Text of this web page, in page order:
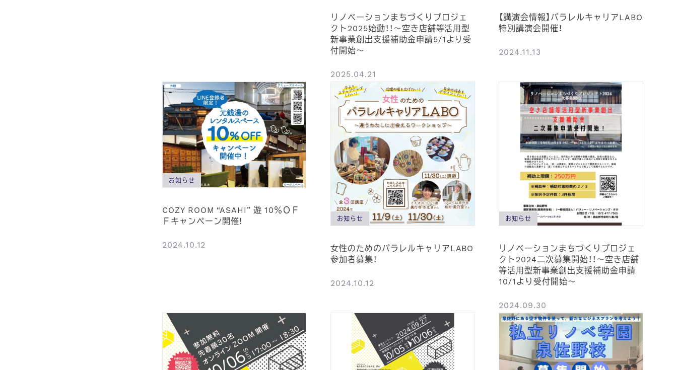
リノベーションまちづくりプロジェ
クト2025始動！！～空き店舗等活用型
新事業創出支援補助金申請5/1より受
付開始～
2025.04.21
【講演会情報】パラレルキャリアLABO
特別講演会開催！
2024.11.13
お知らせ
COZY ROOM “ASAHI” 遊 10％ＯＦ
Ｆキャンペーン開催！
2024.10.12
お知らせ
女性のためのパラレルキャリアLABO
参加者募集！
2024.10.12
お知らせ
リノベーションまちづくりプロジェ
クト2024二次募集開始！！～空き店舗
等活用型新事業創出支援補助金申請
10/1より受付開始～
2024.09.30